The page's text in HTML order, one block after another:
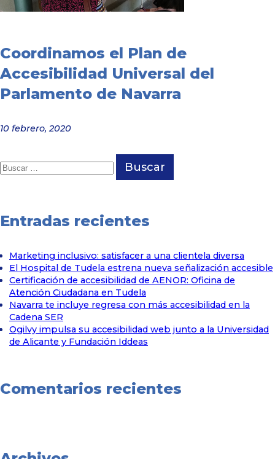
Coordinamos el Plan de
Accesibilidad Universal del
Parlamento de Navarra
10 febrero, 2020
Entradas recientes
Marketing inclusivo: satisfacer a una clientela diversa
El Hospital de Tudela estrena nueva señalización accesible
Certificación de accesibilidad de AENOR: Oficina de
Atención Ciudadana en Tudela
Navarra te incluye regresa con más accesibilidad en la
Cadena SER
Ogilvy impulsa su accesibilidad web junto a la Universidad
de Alicante y Fundación Iddeas
Comentarios recientes